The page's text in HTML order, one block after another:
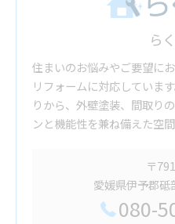
ら
住まいのお悩みやご要望に
リフォームに対応していま
りから、外壁塗装、間取り
ンと機能性を兼ね備えた空間
〒
愛媛県伊予郡砥
080-